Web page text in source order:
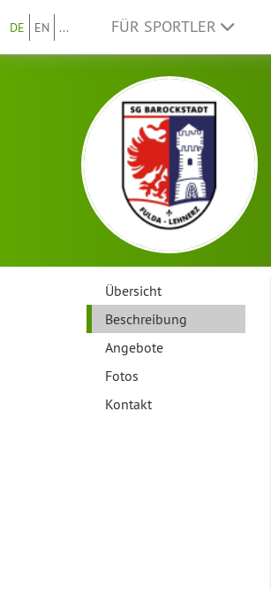
DE EN ... FÜR SPORTLER
Übersicht
Beschreibung
Angebote
Fotos
Kontakt